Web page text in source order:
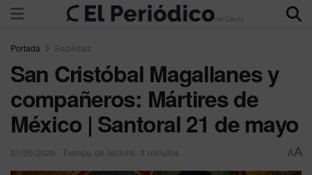
Portada Sociedad
San Cristóbal Magallanes y
compañeros: Mártires de
México | Santoral 21 de mayo
21/05/2026 Tiempo de lectura: 3 minutos AA